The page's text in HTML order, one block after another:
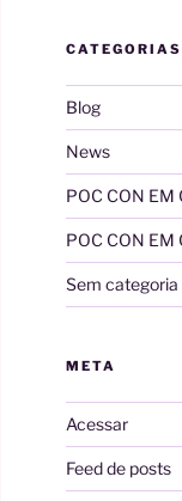
CATEGORIAS
Blog
News
POC CON EM
POC CON EM
Sem categoria
META
Acessar
Feed de posts